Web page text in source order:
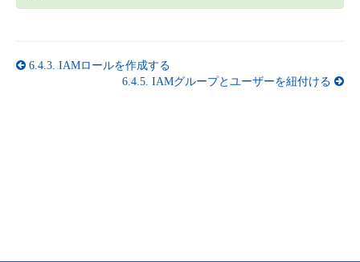
6.4.3. IAMロールを作成する
6.4.5. IAMグループとユーザーを紐付ける